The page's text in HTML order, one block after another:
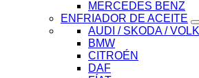
MERCEDES BENZ
ENFRIADOR DE ACEITE
AUDI / SKODA /
BMW
CITROÉN
DAF